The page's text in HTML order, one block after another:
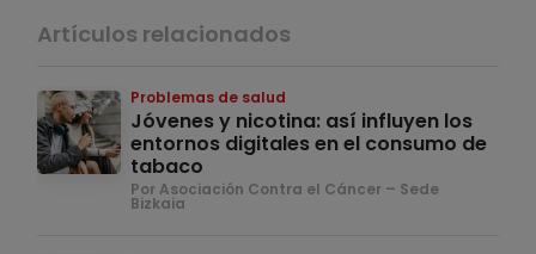
Artículos relacionados
Problemas de salud
Jóvenes y nicotina: así influyen los
entornos digitales en el consumo de
tabaco
Por Asociación Contra el Cáncer – Sede
Bizkaia